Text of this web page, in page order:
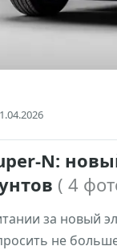
N:
( 4
за новый
не